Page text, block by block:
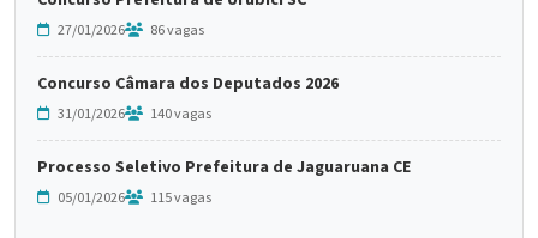
27/01/2026 86 vagas
Concurso Câmara dos Deputados 2026
31/01/2026 140 vagas
Processo Seletivo Prefeitura de Jaguaruana CE
05/01/2026 115 vagas